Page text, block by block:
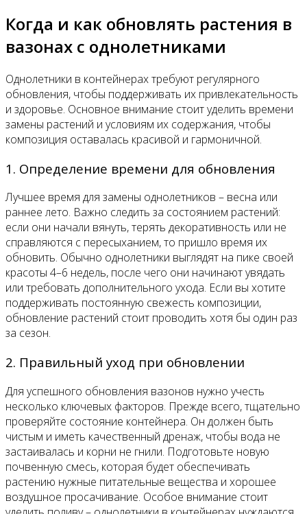
Когда и как обновлять растения в
вазонах с однолетниками
Однолетники в контейнерах требуют регулярного
обновления, чтобы поддерживать их привлекательность
и здоровье. Основное внимание стоит уделить времени
замены растений и условиям их содержания, чтобы
композиция оставалась красивой и гармоничной.
1. Определение времени для обновления
Лучшее время для замены однолетников – весна или
раннее лето. Важно следить за состоянием растений:
если они начали вянуть, терять декоративность или не
справляются с пересыханием, то пришло время их
обновить. Обычно однолетники выглядят на пике своей
красоты 4–6 недель, после чего они начинают увядать
или требовать дополнительного ухода. Если вы хотите
поддерживать постоянную свежесть композиции,
обновление растений стоит проводить хотя бы один раз
за сезон.
2. Правильный уход при обновлении
Для успешного обновления вазонов нужно учесть
несколько ключевых факторов. Прежде всего, тщательно
проверяйте состояние контейнера. Он должен быть
чистым и иметь качественный дренаж, чтобы вода не
застаивалась и корни не гнили. Подготовьте новую
почвенную смесь, которая будет обеспечивать
растению нужные питательные вещества и хорошее
воздушное просачивание. Особое внимание стоит